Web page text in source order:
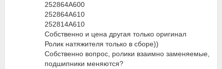
252864A600
252864A610
252814A610
Собственно и цена другая только оригинал
Ролик натяжителя только в сборе))
Собственно вопрос, ролики взаимно заменяемые,
подшипники меняются?